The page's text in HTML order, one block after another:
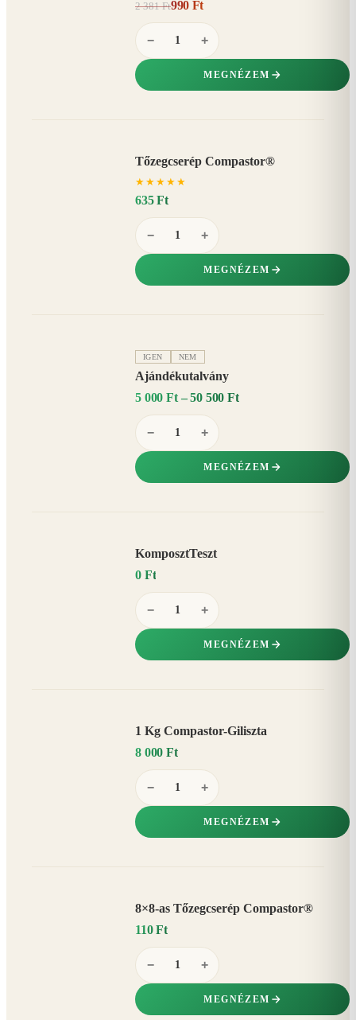
2 381 Ft990 Ft
− +
MEGNÉZEM
Tőzegcserép Compastor®
★ ★ ★ ★ ★
635 Ft
− +
MEGNÉZEM
IGEN NEM
Ajándékutalvány
5 000 Ft – 50 500 Ft
− +
MEGNÉZEM
KomposztTeszt
0 Ft
− +
MEGNÉZEM
1 Kg Compastor-Giliszta
8 000 Ft
− +
MEGNÉZEM
8×8-as Tőzegcserép Compastor®
110 Ft
− +
MEGNÉZEM